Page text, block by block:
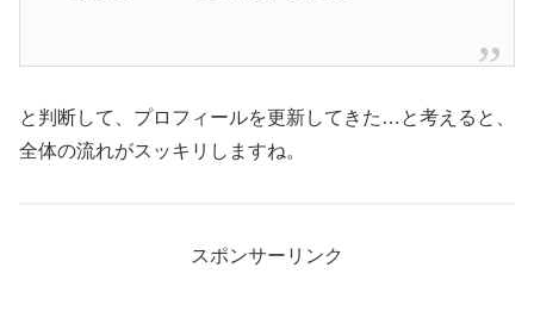
と判断して、プロフィールを更新してきた…と考えると、
全体の流れがスッキリしますね。
スポンサーリンク